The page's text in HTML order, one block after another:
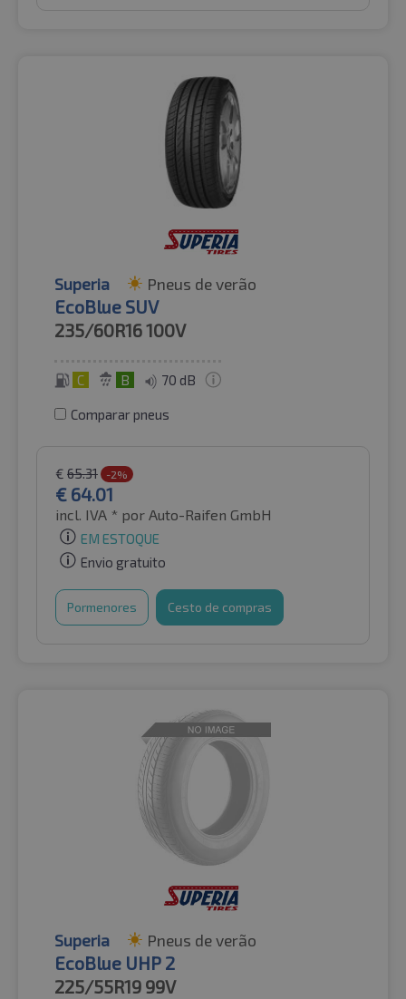
Superia Pneus de verão
EcoBlue SUV
235/60R16100V
C B 70 dB
Comparar pneus
€ 65.31 -2%
€ 64.01
incl. IVA * por Auto-Raifen GmbH
EM ESTOQUE
Envio gratuito
Pormenores Cesto de compras
Superia Pneus de verão
EcoBlue UHP 2
225/55R19 99V